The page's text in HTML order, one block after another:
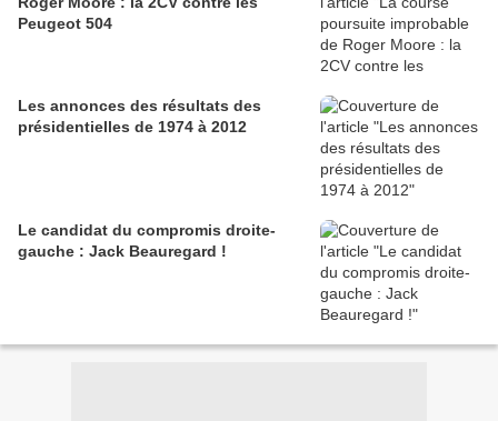
Peugeot 504
Les annonces des résultats des
présidentielles de 1974 à 2012
Le candidat du compromis droite-
gauche : Jack Beauregard !